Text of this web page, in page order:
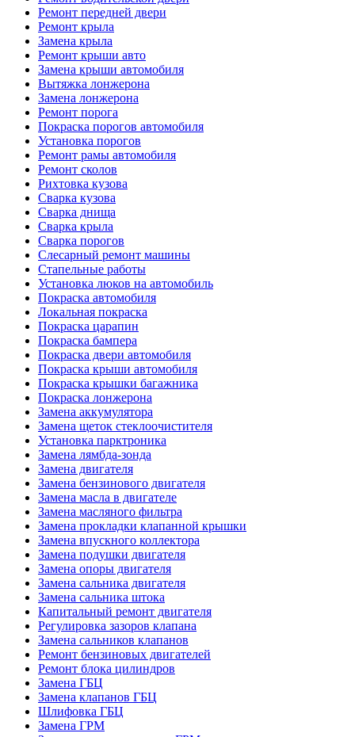
Ремонт передней двери
Ремонт крыла
Замена крыла
Ремонт крыши авто
Замена крыши автомобиля
Вытяжка лонжерона
Замена лонжерона
Ремонт порога
Покраска порогов автомобиля
Установка порогов
Ремонт рамы автомобиля
Ремонт сколов
Рихтовка кузова
Сварка кузова
Сварка днища
Сварка крыла
Сварка порогов
Слесарный ремонт машины
Стапельные работы
Установка люков на автомобиль
Покраска автомобиля
Локальная покраска
Покраска царапин
Покраска бампера
Покраска двери автомобиля
Покраска крыши автомобиля
Покраска крышки багажника
Покраска лонжерона
Замена аккумулятора
Замена щеток стеклоочистителя
Установка парктроника
Замена лямбда-зонда
Замена двигателя
Замена бензинового двигателя
Замена масла в двигателе
Замена масляного фильтра
Замена прокладки клапанной крышки
Замена впускного коллектора
Замена подушки двигателя
Замена опоры двигателя
Замена сальника двигателя
Замена сальника штока
Капитальный ремонт двигателя
Регулировка зазоров клапана
Замена сальников клапанов
Ремонт бензиновых двигателей
Ремонт блока цилиндров
Замена ГБЦ
Замена клапанов ГБЦ
Шлифовка ГБЦ
Замена ГРМ